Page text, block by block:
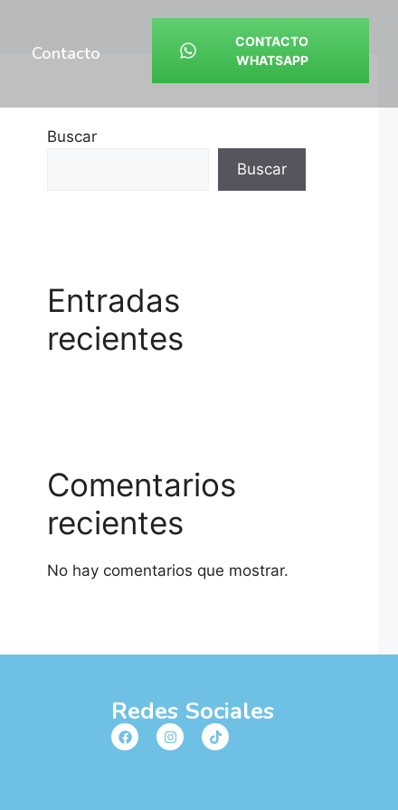
Contacto
CONTACTO
WHATSAPP
Buscar
Buscar
Entradas
recientes
Comentarios
recientes
No hay comentarios que mostrar.
Redes Sociales